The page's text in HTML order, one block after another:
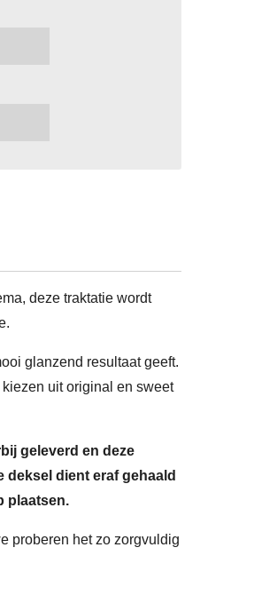
deze traktatie wordt
glanzend resultaat geeft.
uit original en sweet
geleverd en deze
deksel dient eraf gehaald
plaatsen.
proberen het zo zorgvuldig